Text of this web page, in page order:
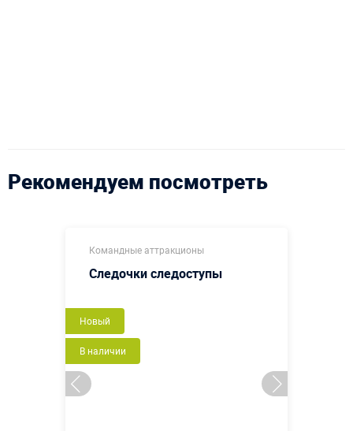
Рекомендуем посмотреть
Командные аттракционы
Следочки следоступы
Новый
В наличии